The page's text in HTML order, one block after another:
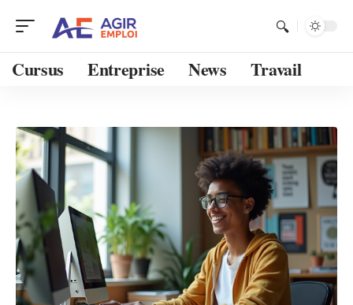
Cursus Entreprise News Travail